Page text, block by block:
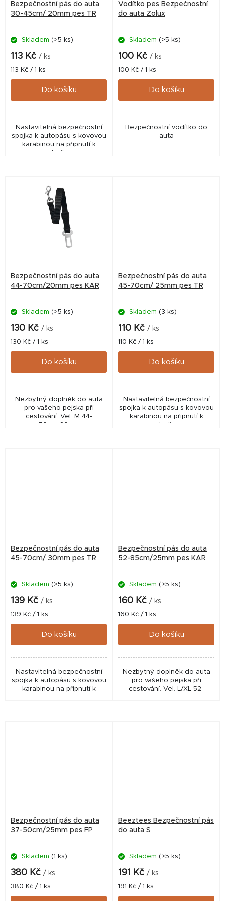
Bezpečnostní pás do auta
30-45cm/ 20mm pes TR
Skladem (>5 ks)
113 Kč / ks
Měrná
cena:
113 Kč / 1 ks
Do košíku
Nastavitelná bezpečnostní
spojka k autopásu s kovovou
karabinou na připnutí k
postroji psa.
Vodítko pes Bezpečnostní
do auta Zolux
Skladem (>5 ks)
100 Kč / ks
Měrná
cena:
100 Kč / 1 ks
Do košíku
Bezpečnostní vodítko do
auta
Bezpečnostní pás do auta
44-70cm/20mm pes KAR
Skladem (>5 ks)
130 Kč / ks
Měrná
cena:
130 Kč / 1 ks
Do košíku
Nezbytný doplněk do auta
pro vašeho pejska při
cestování. Vel. M 44-
Bezpečnostní pás do auta
45-70cm/ 25mm pes TR
Skladem (3 ks)
110 Kč / ks
Měrná
cena:
110 Kč / 1 ks
Do košíku
Nastavitelná bezpečnostní
spojka k autopásu s kovovou
karabinou na připnutí k
Bezpečnostní pás do auta
45-70cm/ 30mm pes TR
Skladem (>5 ks)
139 Kč / ks
Měrná
cena:
139 Kč / 1 ks
Do košíku
Nastavitelná bezpečnostní
spojka k autopásu s kovovou
karabinou na připnutí k
postroji psa.
Bezpečnostní pás do auta
52-85cm/25mm pes KAR
Skladem (>5 ks)
160 Kč / ks
Měrná
cena:
160 Kč / 1 ks
Do košíku
Nezbytný doplněk do auta
pro vašeho pejska při
cestování. Vel. L/XL 52-
85cmx25mm
Bezpečnostní pás do auta
37-50cm/25mm pes FP
Skladem (1 ks)
380 Kč / ks
Měrná
cena:
380 Kč / 1 ks
Beeztees Bezpečnostní pás
do auta S
Skladem (>5 ks)
191 Kč / ks
Měrná
cena:
191 Kč / 1 ks